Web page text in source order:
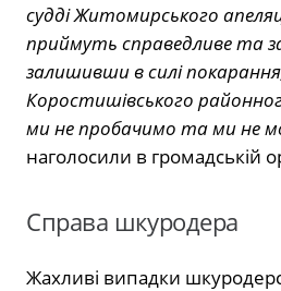
судді Житомирського
приймуть справедливе та
залишивши в силі
Коростишівського
ми не пробачимо та ми не
наголосили в громадській
Справа шкуродера
Жахливі випадки